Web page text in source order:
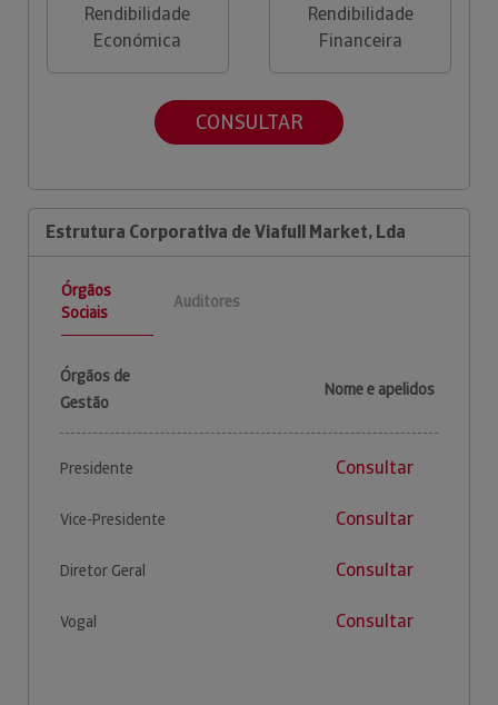
Rendibilidade
Económica
Rendibilidade
Financeira
CONSULTAR
Estrutura Corporativa de Viafull Market, Lda
Órgãos
Sociais
Auditores
Órgãos de
Gestão
Nome e apelidos
Presidente Consultar
Vice-Presidente Consultar
Diretor Geral Consultar
Vogal Consultar